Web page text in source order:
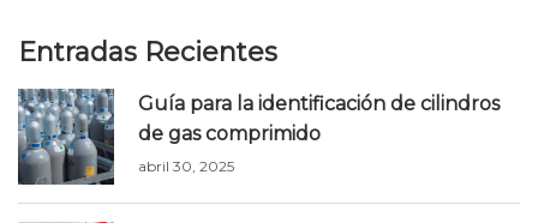
Entradas Recientes
Guía para la identificación de cilindros
de gas comprimido
abril 30, 2025